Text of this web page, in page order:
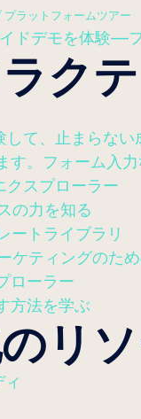
プラットフォームツアー
ドデモを体験—
ク
して、止まらな
す。フォーム入
スプローラー
の力を知る
ートライブラリ
ケティングのた
ローラー
方法を学ぶ
リ